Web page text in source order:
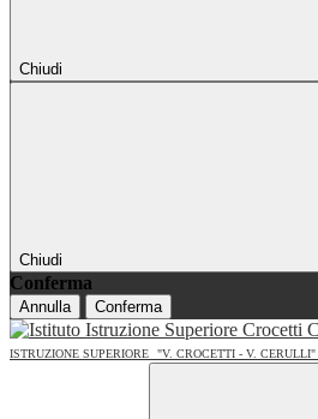
Chiudi
Chiudi
Conferma
Annulla Conferma
ISTRUZIONE SUPERIORE
"V. CROCETTI - V. CERULLI"